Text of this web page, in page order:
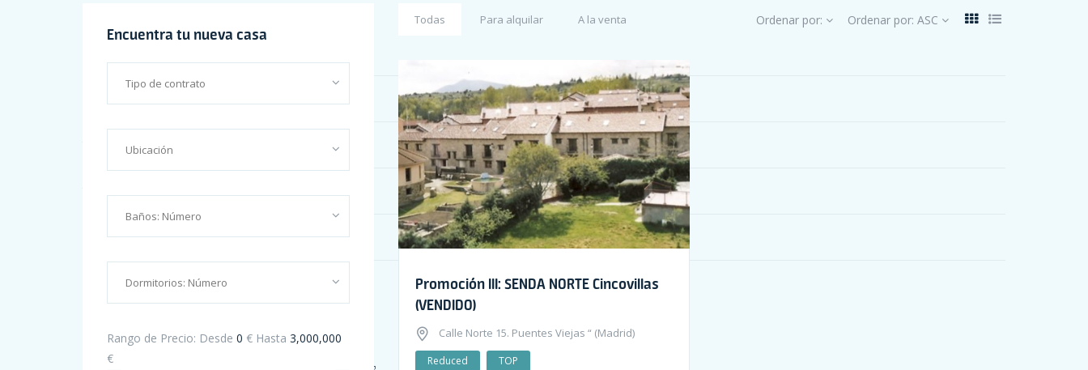
The Leader In Real Estate Information Systems
Apartment for sale with high quality finishing
Recent Comments
Todas Para alquilar A la venta Ordenar por: Ordenar por: ASC
Promoción III: SENDA NORTE Cincovillas
(VENDIDO)
Calle Norte 15. Puentes Viejas “ (Madrid)
Reduced TOP
Encuentra tu nueva casa
Rango de Precio: Desde 0 € Hasta 3,000,000
€